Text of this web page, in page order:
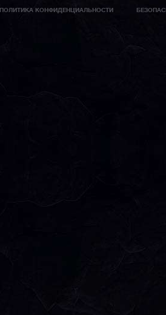
ПОЛИТИКА КОНФИДЕНЦИАЛЬНОСТИ